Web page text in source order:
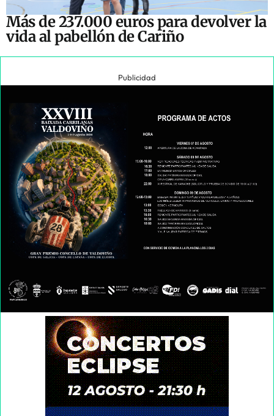
Más de 237.000 euros para devolver la
vida al pabellón de Cariño
Publicidad